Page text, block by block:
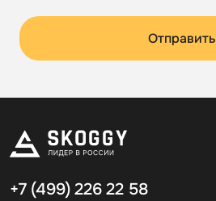
Отправить
+7 (499) 226 22 58